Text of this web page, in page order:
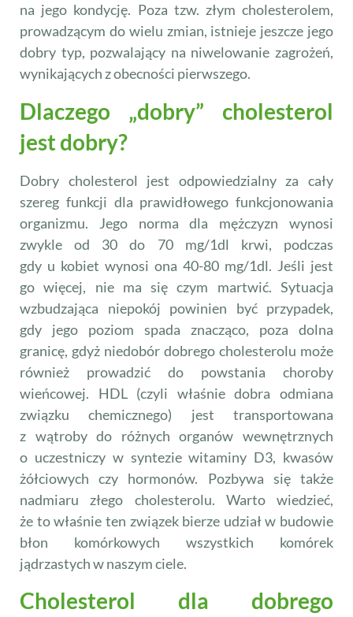
na jego kondycję. Poza tzw. złym cholesterolem,
prowadzącym do wielu zmian, istnieje jeszcze jego
dobry typ, pozwalający na niwelowanie zagrożeń,
wynikających z obecności pierwszego.
Dlaczego „dobry” cholesterol
jest dobry?
Dobry cholesterol jest odpowiedzialny za cały
szereg funkcji dla prawidłowego funkcjonowania
organizmu. Jego norma dla mężczyzn wynosi
zwykle od 30 do 70 mg/1dl krwi, podczas
gdy u kobiet wynosi ona 40-80 mg/1dl. Jeśli jest
go więcej, nie ma się czym martwić. Sytuacja
wzbudzająca niepokój powinien być przypadek,
gdy jego poziom spada znacząco, poza dolna
granicę, gdyż niedobór dobrego cholesterolu może
również prowadzić do powstania choroby
wieńcowej. HDL (czyli właśnie dobra odmiana
związku chemicznego) jest transportowana
z wątroby do różnych organów wewnętrznych
o uczestniczy w syntezie witaminy D3, kwasów
żółciowych czy hormonów. Pozbywa się także
nadmiaru złego cholesterolu. Warto wiedzieć,
że to właśnie ten związek bierze udział w budowie
błon komórkowych wszystkich komórek
jądrzastych w naszym ciele.
Cholesterol dla dobrego